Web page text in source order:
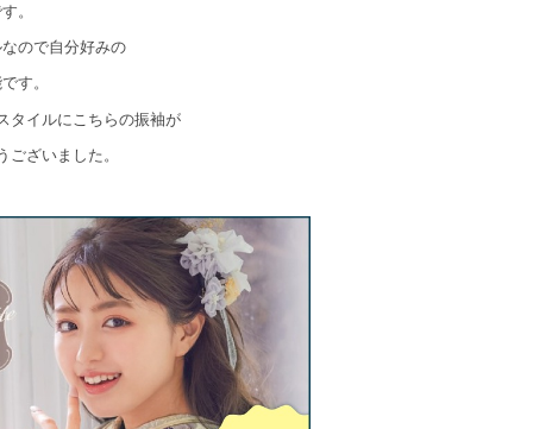
。
ので自分好みの
す。
タイルにこちらの振袖が
ざいました。